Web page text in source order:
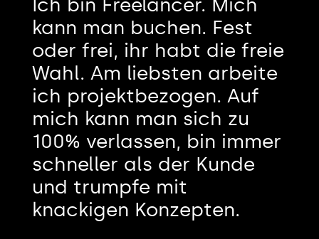
Ich bin Freelancer. Mich
kann man buchen. Fest
oder frei, ihr habt die freie
Wahl. Am liebsten arbeite
ich projektbezogen. Auf
mich kann man sich zu
100% verlassen, bin immer
schneller als der Kunde
und trumpfe mit
knackigen Konzepten.